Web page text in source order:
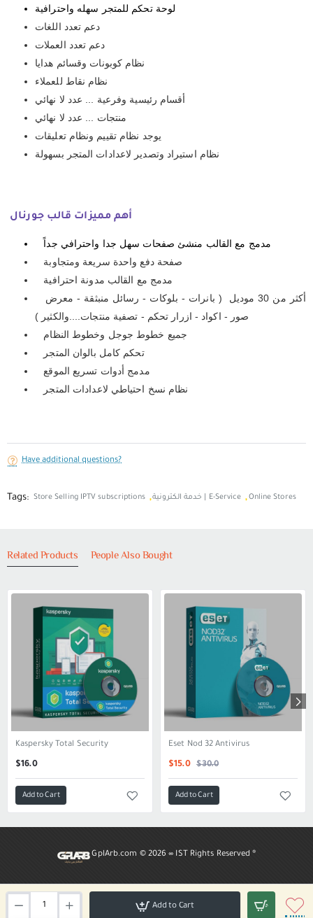
Add to Cart
لوحة تحكم للمتجر سهله واحترافية
دعم تعدد اللغات
دعم تعدد العملات
نظام كوبونات وقسائم هدايا
نظام نقاط للعملاء
أقسام رئيسية وفرعية ... عدد لا نهائي
منتجات ... عدد لا نهائي
يوجد نظام تقييم ونظام تعليقات
نظام استيراد وتصدير لاعدادات المتجر بسهولة
أهم مميزات قالب جورنال
مدمج مع القالب منشئ صفحات سهل جدا واحترافي جداً
صفحة دفع واحدة سريعة ومتجاوبة
مدمج مع القالب مدونة احترافية
صور - اكواد - ازرار تحكم - تصفية منتجات....والكثير )
جميع خطوط جوجل وخطوط النظام
تحكم كامل بالوان المتجر
مدمج أدوات تسريع الموقع
Have additional questions?
Tags: Store Selling IPTV subscriptions , خدمة الكترونية | E-Service ,Online Stores
Related Products People Also Bought
Kaspersky Total Security
$16.0
Add to Cart
Eset Nod 32 Antivirus
$15.0 $30.0
Add to Cart
GplArb.com © 2026 ∞ IST Rights Reserved ®